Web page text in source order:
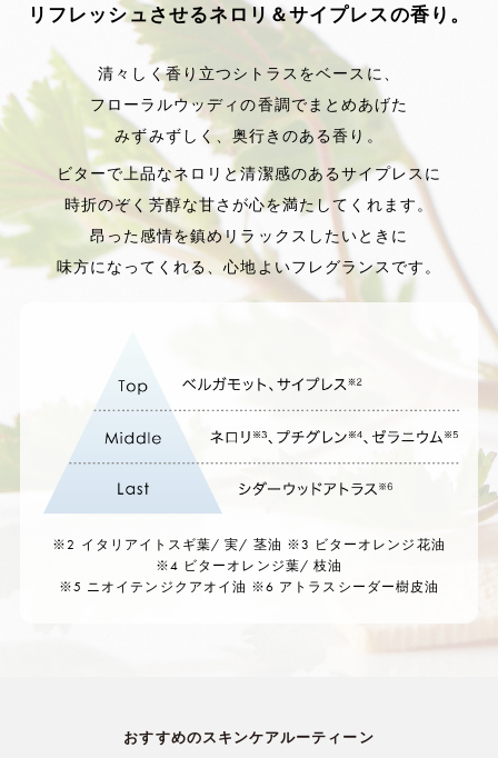
リフレッシュさせるネロリ＆サイプレスの香り。
清々しく香り立つシトラスをベースに、
フローラルウッディの香調でまとめあげた
みずみずしく、奥行きのある香り。
ビターで上品なネロリと清潔感のあるサイプレスに
時折のぞく芳醇な甘さが心を満たしてくれます。
昂った感情を鎮めリラックスしたいときに
味方になってくれる、心地よいフレグランスです。
※2 イタリアイトスギ葉/ 実/ 茎油 ※3 ビターオレンジ花油
※4 ビターオレンジ葉/ 枝油
※5 ニオイテンジクアオイ油 ※6 アトラスシーダー樹皮油
おすすめのスキンケアルーティーン